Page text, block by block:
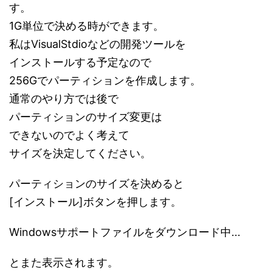
す。
1G単位で決める時ができます。
私はVisualStdioなどの開発ツールを
インストールする予定なので
256Gでパーティションを作成します。
通常のやり方では後で
パーティションのサイズ変更は
できないのでよく考えて
サイズを決定してください。
パーティションのサイズを決めると
[インストール]ボタンを押します。
Windowsサポートファイルをダウンロード中...
とまた表示されます。